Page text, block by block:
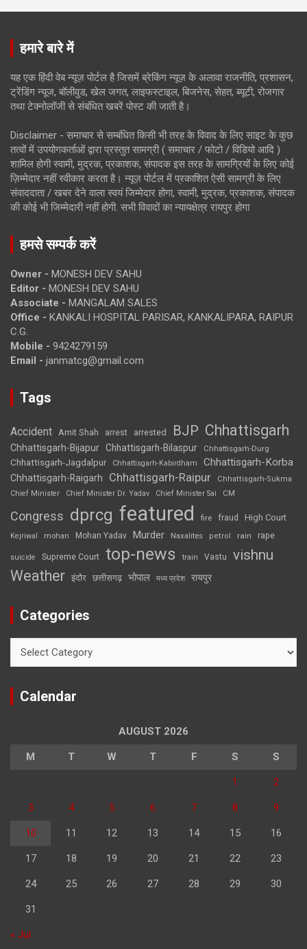
हमारे बारे में
यह एक हिंदी वेब न्यूज़ पोर्टल है जिसमें ब्रेकिंग न्यूज़ के अलावा राजनीति, प्रशासन,
ट्रेंडिंग न्यूज, बॉलीवुड, खेल जगत, लाइफस्टाइल, बिजनेस, सेहत, ब्यूटी, रोजगार
तथा टेक्नोलॉजी से संबंधित खबरें पोस्ट की जाती है।
Disclaimer - समाचार से सम्बंधित किसी भी तरह के विवाद के लिए साइट के कुछ
तत्वों में उपयोगकर्ताओं द्वारा प्रस्तुत सामग्री ( समाचार / फोटो / विडियो आदि )
शामिल होगी स्वामी, मुद्रक, प्रकाशक, संपादक इस तरह के सामग्रियों के लिए कोई
ज़िम्मेदार नहीं स्वीकार करता है। न्यूज़ पोर्टल में प्रकाशित ऐसी सामग्री के लिए
संवाददाता / खबर देने वाला स्वयं जिम्मेदार होगा, स्वामी, मुद्रक, प्रकाशक, संपादक
की कोई भी जिम्मेदारी नहीं होगी. सभी विवादों का न्यायक्षेत्र रायपुर होगा
हमसे सम्पर्क करें
Owner - MONESH DEV SAHU
Editor - MONESH DEV SAHU
Associate - MANGALAM SALES
Office - KANKALI HOSPITAL PARISAR, KANKALIPARA, RAIPUR
C.G.
Mobile - 9424279159
Email - janmatcg@gmail.com
Tags
Accident Amit Shah arrest arrested BJP Chhattisgarh
Chhattisgarh-Bijapur Chhattisgarh-Bilaspur Chhattisgarh-Durg
Chhattisgarh-Jagdalpur Chhattisgarh-Kabirdham Chhattisgarh-Korba
Chhattisgarh-Raigarh Chhattisgarh-Raipur
Chhattisgarh-Sukma
Chief Minister
Chief Minister Dr. Yadav Chief Minister Sai CM
Congress dprcg featured fire fraud High Court
Kejriwal mohan Mohan Yadav Murder Naxalites petrol rain rape
suicide Supreme Court top-news train Vastu vishnu
Weather इंदौर छत्तीसगढ़ भोपाल मध्य प्रदेश रायपुर
Categories
Calendar
AUGUST 2026
M T W T F S S
1 2
3 4 5 6 7 8 9
10 11 12 13 14 15 16
17 18 19 20 21 22 23
24 25 26 27 28 29 30
31
« Jul